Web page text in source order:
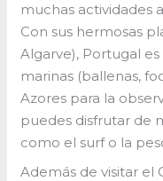
muchas actividades
Con sus hermosas
Algarve), Portugal
marinas (ballenas,
Azores para la
puedes disfrutar de
como el surf o la
Además de visitar el